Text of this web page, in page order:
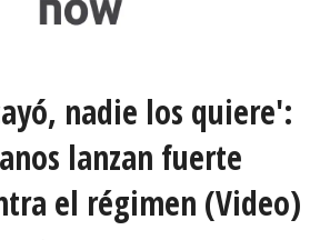
nadie los quiere':
lanzan fuerte
el régimen (Video)